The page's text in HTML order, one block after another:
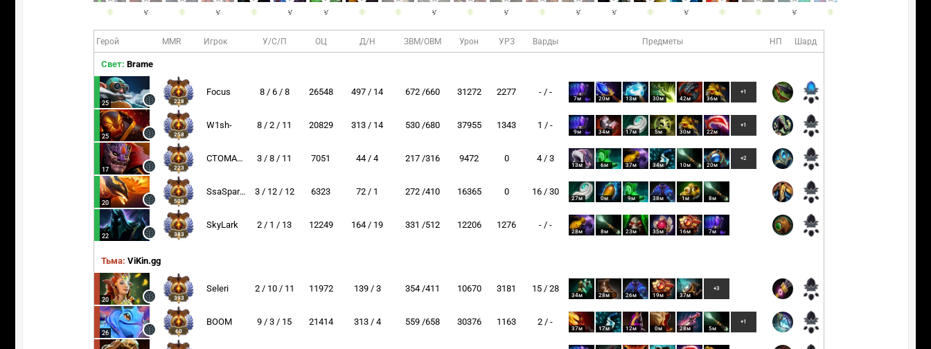
Герой MMR Игрок У/С/П ОЦ Д/Н ЗВМ/ОВМ Урон УРЗ Варды Предметы НП Шард
Свет: Brame
25 228
Focus 8 / 6 / 8 26548 497 / 14 672 /660 31272 2277 - / -
7м 20м 13м 30м 42м 36м
+1
25 258
W1sh- 8 / 2 / 11 20829 313 / 14 530 /680 37955 1343 1 / -
9м 34м 17м 5м 30м 22м
+1
17 223
CTOMAHEH1 3 / 8 / 11 7051 44 / 4 217 /316 9472 0 4 / 3
13м 6м 37м 34м 10м 20м
+2
20 508
SsaSpartan 3 / 12 / 12 6323 72 / 1 272 /410 16365 0 16 / 30
27м 0м 9м 38м 1м 8м
22 383
SkyLark 2 / 1 / 13 12249 164 / 19 331 /512 12206 1276 - / -
28м 8м 23м 35м 16м 7м
Тьма: ViKin.gg
20 393
Seleri 2 / 10 / 11 11972 139 / 3 354 /411 10670 3181 15 / 28
34м 28м 26м 19м 37м
+3
26 60
BOOM 9 / 3 / 15 21414 313 / 4 559 /658 30376 1163 2 / -
37м 17м 12м 0м 28м 5м
+1